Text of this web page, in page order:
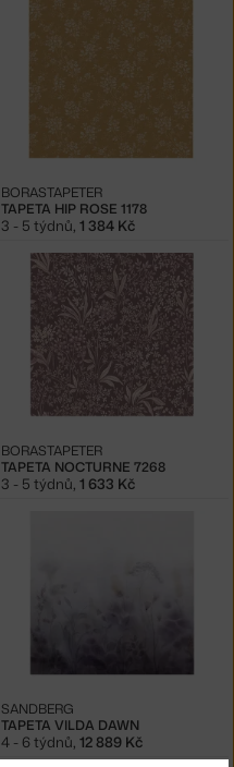
TAPETA HIP ROSE 1178
BORASTAPETER
3 - 5 týdnů, 1 384 Kč
TAPETA NOCTURNE 7268
BORASTAPETER
3 - 5 týdnů, 1 633 Kč
TAPETA VILDA DAWN
SANDBERG
4 - 6 týdnů, 12 889 Kč